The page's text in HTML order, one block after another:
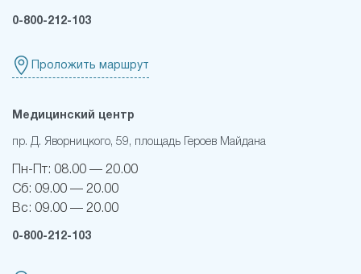
0-800-212-103
Проложить маршрут
Медицинский центр
пр. Д. Яворницкого, 59, площадь Героев Майдана
Пн-Пт: 08.00 — 20.00
Сб: 09.00 — 20.00
Вс: 09.00 — 20.00
0-800-212-103